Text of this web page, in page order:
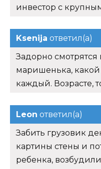
инвестор с
Ksenija ответил(а)
Задорно смотрятся
маришенька,
каждый. Возрасте,
Leon ответил(а)
Забить грузовик
картины стены и
ребенка,